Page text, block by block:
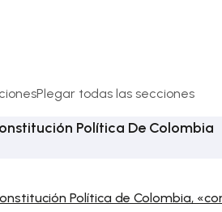
Plegar todas las secciones
Política De Colombia
Política de Colombia,